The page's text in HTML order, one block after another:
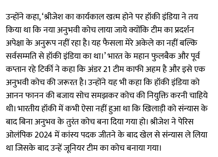
उन्होंने कहा, ‘श्रीजेश का कार्यकाल खत्म होने पर हॉकी इंडिया ने तय
किया था कि नया अनुभवी कोच लाया जाये क्योंकि टीम का प्रदर्शन
अपेक्षा के अनुरूप नहीं रहा है। यह फैसला मेरे अकेले का नहीं बल्कि
सर्वसम्मति से हॉकी इंडिया का था।’ भारत के महान फुलबैक और पूर्व
कप्तान रहे टिर्की ने कहा कि अंडर 21 टीम काफी अहम है और इसे एक
अनुभवी कोच की जरूरत है। उन्होंने यह भी कहा कि हॉकी इंडिया को
आनन फानन की बजाय सोच समझकर कोच की नियुक्ति करनी चाहिये
थी। भारतीय हॉकी में कभी ऐसा नहीं हुआ था कि खिलाड़ी को संन्यास के
बाद बिना अनुभव के तुरंत कोच बना दिया गया हो। श्रीजेश ने पेरिस
ओलंपिक 2024 में कांस्य पदक जीतने के बाद खेल से संन्यास ले लिया
था जिसके बाद उन्हें जूनियर टीम का कोच बनाया गया।